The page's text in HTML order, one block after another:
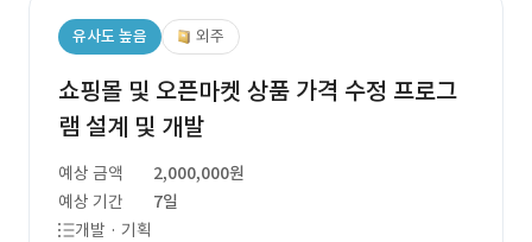
유사도 높음 외주
쇼핑몰 및 오픈마켓 상품 가격 수정 프로그
램 설계 및 개발
예상 금액
2,000,000원
예상 기간
7일
개발 · 기획